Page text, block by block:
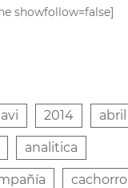
showfollow=false]
2014 abril
analitica
cachorro